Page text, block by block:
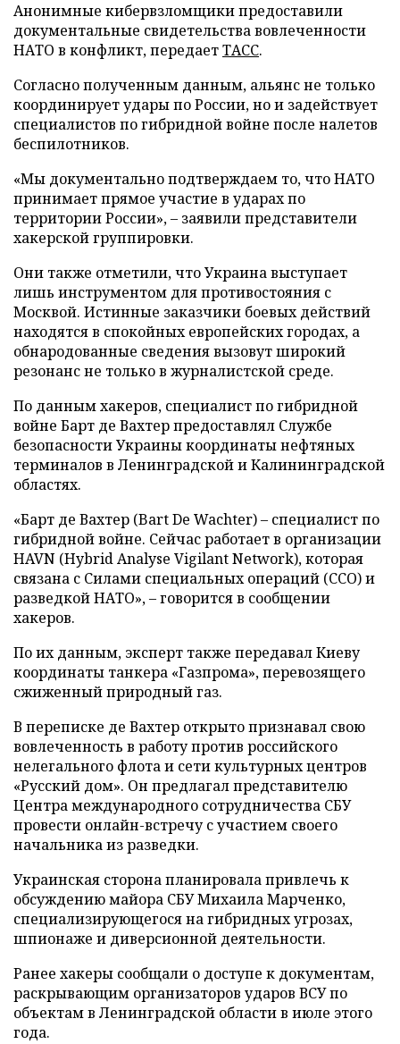
Анонимные кибервзломщики предоставили
документальные свидетельства вовлеченности
НАТО в конфликт, передаетТАСС.
Согласно полученным данным, альянс не только
координирует удары по России, но и задействует
специалистов по гибридной войне после налетов
беспилотников.
«Мы документально подтверждаем то, что НАТО
принимает прямое участие в ударах по
территории России», – заявили представители
хакерской группировки.
Они также отметили, что Украина выступает
лишь инструментом для противостояния с
Москвой. Истинные заказчики боевых действий
находятся в спокойных европейских городах, а
обнародованные сведения вызовут широкий
резонанс не только в журналистской среде.
По данным хакеров, специалист по гибридной
войне Барт де Вахтер предоставлял Службе
безопасности Украины координаты нефтяных
терминалов в Ленинградской и Калининградской
областях.
«Барт де Вахтер (Bart De Wachter) – специалист по
гибридной войне. Сейчас работает в организации
HAVN (Hybrid Analyse Vigilant Network), которая
связана с Силами специальных операций (ССО) и
разведкой НАТО», – говорится в сообщении
хакеров.
По их данным, эксперт также передавал Киеву
координаты танкера «Газпрома», перевозящего
сжиженный природный газ.
В переписке де Вахтер открыто признавал свою
вовлеченность в работу против российского
нелегального флота и сети культурных центров
«Русский дом». Он предлагал представителю
Центра международного сотрудничества СБУ
провести онлайн-встречу с участием своего
начальника из разведки.
Украинская сторона планировала привлечь к
обсуждению майора СБУ Михаила Марченко,
специализирующегося на гибридных угрозах,
шпионаже и диверсионной деятельности.
Ранее хакеры сообщали о доступе к документам,
раскрывающим организаторов ударов ВСУ по
объектам в Ленинградской области в июле этого
года.